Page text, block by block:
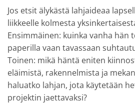
Jos etsit älykästä lahjaideaa
liikkeelle kolmesta
Ensimmäinen: kuinka vanha hän
paperilla vaan tavassaan
Toinen: mikä häntä eniten
eläimistä, rakennelmista ja
haluatko lahjan, jota käytetään
projektin jaettavaksi?